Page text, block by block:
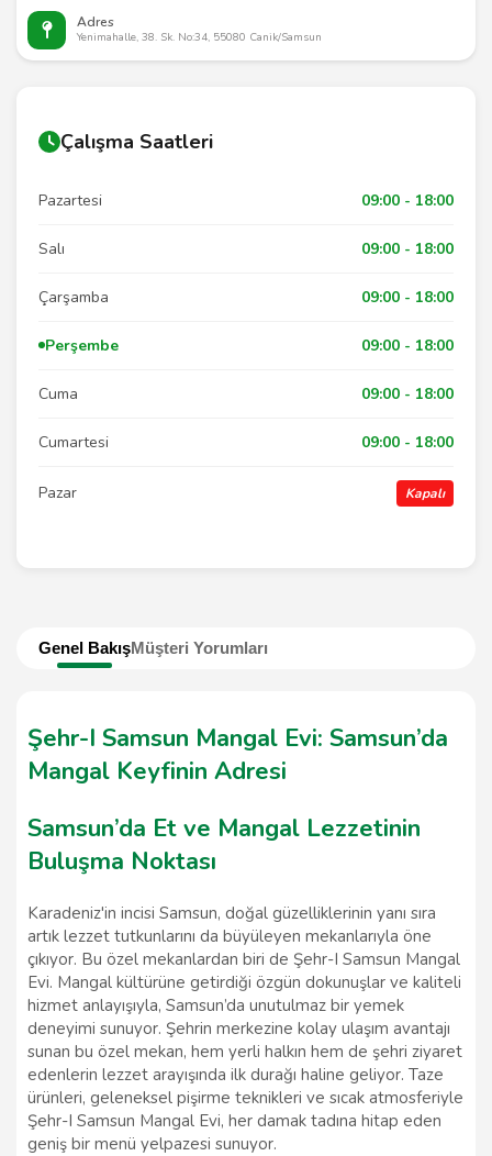
Adres
Yenimahalle, 38. Sk. No:34, 55080 Canik/Samsun
Genel BakışMüşteri Yorumları
Şehr-I Samsun Mangal Evi: Samsun’da
Mangal Keyfinin Adresi
Samsun’da Et ve Mangal Lezzetinin
Buluşma Noktası
Karadeniz'in incisi Samsun, doğal güzelliklerinin yanı sıra
artık lezzet tutkunlarını da büyüleyen mekanlarıyla öne
çıkıyor. Bu özel mekanlardan biri de Şehr-I Samsun Mangal
Evi. Mangal kültürüne getirdiği özgün dokunuşlar ve kaliteli
hizmet anlayışıyla, Samsun’da unutulmaz bir yemek
deneyimi sunuyor. Şehrin merkezine kolay ulaşım avantajı
sunan bu özel mekan, hem yerli halkın hem de şehri ziyaret
edenlerin lezzet arayışında ilk durağı haline geliyor. Taze
ürünleri, geleneksel pişirme teknikleri ve sıcak atmosferiyle
Şehr-I Samsun Mangal Evi, her damak tadına hitap eden
geniş bir menü yelpazesi sunuyor.
Çalışma Saatleri
Pazartesi 09:00 - 18:00
Salı 09:00 - 18:00
Çarşamba 09:00 - 18:00
Perşembe 09:00 - 18:00
Cuma 09:00 - 18:00
Cumartesi 09:00 - 18:00
Pazar Kapalı